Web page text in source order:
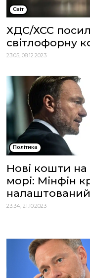
Cвіт
ХДС/ХСС
світлофорну
23:05, 08.12.2023
Політика
Нові кошти
морі: Мінфін
налаштований
23:34, 21.10.2023